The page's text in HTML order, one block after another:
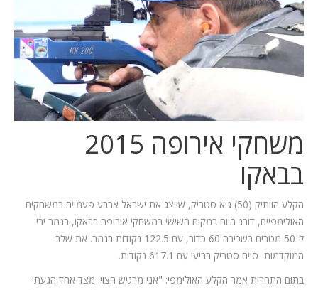
צור קשר
משחקי אירופה 2015
בבאקו
הקלע הוותיק (50) גיא סטריק, שייצג את ישראל ארבע פעמיים במשחקים
האולימפיים, דורג היום במקום השישי במשחקי אירופה בבאקו, בגמר ירי
ל-50 מטרים בשכיבה 60 כדור, עם 122.5 נקודות בגמר. את שלב
המוקדמות סיים סטריק רביעי עם 617.1 נקודות.
בתום התחרות אמר הקלע האולימפי: "אני מרגיש חצוי. מצד אחד הגעתי